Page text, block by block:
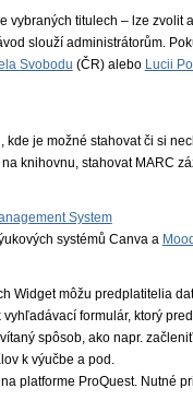
vybraných titulech – lze zvolit
slouží administrátorům.
Svobodu (ČR) alebo Lucii
kde je možné stahovat či si
knihovnu, stahovat MARC
System
systémů Canva a
Widget môžu predplatitelia
formulár, ktorý
spôsob, ako napr.
k výučbe a pod.
platforme ProQuest. Nutné